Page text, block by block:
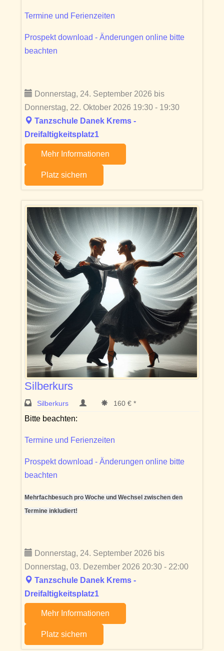
Termine und Ferienzeiten
Prospekt download - Änderungen online bitte
beachten
Donnerstag, 24. September 2026 bis
Donnerstag, 22. Oktober 2026 19:30 - 19:30
Tanzschule Danek Krems -
Dreifaltigkeitsplatz1
Mehr Informationen
Platz sichern
Silberkurs
Silberkurs 160 € *
Bitte beachten:
Termine und Ferienzeiten
Prospekt download - Änderungen online bitte
beachten
Mehrfachbesuch pro Woche und Wechsel zwischen den
Termine inkludiert!
Donnerstag, 24. September 2026 bis
Donnerstag, 03. Dezember 2026 20:30 - 22:00
Tanzschule Danek Krems -
Dreifaltigkeitsplatz1
Mehr Informationen
Platz sichern